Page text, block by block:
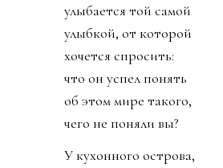
улыбается той самой
улыбкой, от которой
хочется спросить:
что он успел понять
об этом мире такого,
чего не поняли вы?
У кухонного острова,